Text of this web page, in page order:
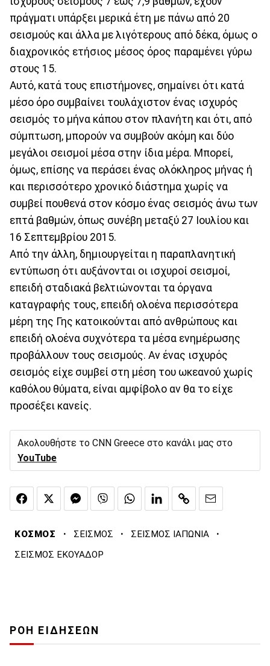
πράγματι υπάρξει μερικά έτη με πάνω από 20
σεισμούς και άλλα με λιγότερους από δέκα, όμως ο
διαχρονικός ετήσιος μέσος όρος παραμένει γύρω
στους 15.
Αυτό, κατά τους επιστήμονες, σημαίνει ότι κατά
μέσο όρο συμβαίνει τουλάχιστον ένας ισχυρός
σεισμός το μήνα κάπου στον πλανήτη και ότι, από
σύμπτωση, μπορούν να συμβούν ακόμη και δύο
μεγάλοι σεισμοί μέσα στην ίδια μέρα. Μπορεί,
όμως, επίσης να περάσει ένας ολόκληρος μήνας ή
και περισσότερο χρονικό διάστημα χωρίς να
συμβεί πουθενά στον κόσμο ένας σεισμός άνω των
επτά βαθμών, όπως συνέβη μεταξύ 27 Ιουλίου και
16 Σεπτεμβρίου 2015.
Από την άλλη, δημιουργείται η παραπλανητική
εντύπωση ότι αυξάνονται οι ισχυροί σεισμοί,
επειδή σταδιακά βελτιώνονται τα όργανα
καταγραφής τους, επειδή ολοένα περισσότερα
μέρη της Γης κατοικούνται από ανθρώπους και
επειδή ολοένα συχνότερα τα μέσα ενημέρωσης
προβάλλουν τους σεισμούς. Αν ένας ισχυρός
σεισμός είχε συμβεί στη μέση του ωκεανού χωρίς
καθόλου θύματα, είναι αμφίβολο αν θα το είχε
προσέξει κανείς.
Ακολουθήστε το CNN Greece στο κανάλι μας στο
YouTube
ΚΟΣΜΟΣ · ΣΕΙΣΜΟΣ · ΣΕΙΣΜΟΣ ΙΑΠΩΝΙΑ ·
ΣΕΙΣΜΟΣ ΕΚΟΥΑΔΟΡ
ΡΟΗ ΕΙΔΗΣΕΩΝ